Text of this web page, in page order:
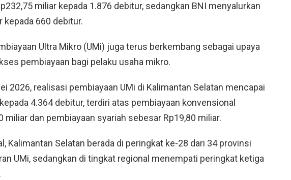
miliar kepada 1.876 debitur, sedangkan BNI menyalurkan
kepada 660 debitur.
Ultra Mikro (UMi) juga terus berkembang sebagai upaya
pembiayaan bagi pelaku usaha mikro.
2026, realisasi pembiayaan UMi di Kalimantan Selatan mencapai
4.364 debitur, terdiri atas pembiayaan konvensional
miliar dan pembiayaan syariah sebesar Rp19,80 miliar.
Kalimantan Selatan berada di peringkat ke-28 dari 34 provinsi
UMi, sedangkan di tingkat regional menempati peringkat ketiga